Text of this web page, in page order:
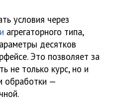
условия через
агрегаторного типа,
десятков
Это позволяет за
не только курс, но и
обработки —